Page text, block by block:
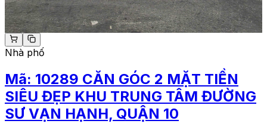
Nhà phố
Mã: 10289 CĂN GÓC 2 MẶT TIỀN
SIÊU ĐẸP KHU TRUNG TÂM ĐƯỜNG
SƯ VẠN HẠNH, QUẬN 10